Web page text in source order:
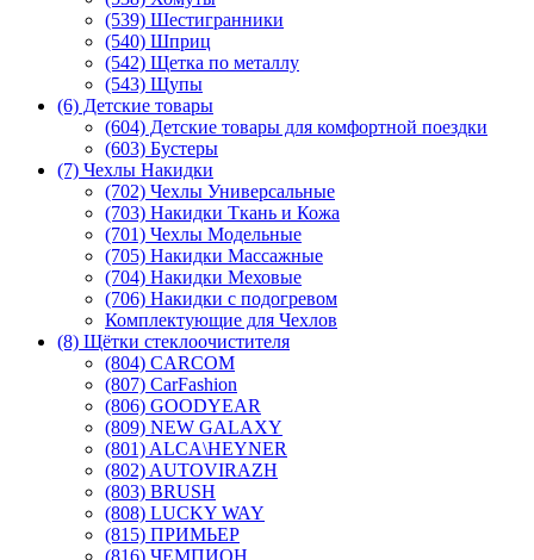
(539) Шестигранники
(540) Шприц
(542) Щетка по металлу
(543) Щупы
(6) Детские товары
(604) Детские товары для комфортной поездки
(603) Бустеры
(7) Чехлы Накидки
(702) Чехлы Универсальные
(703) Накидки Ткань и Кожа
(701) Чехлы Модельные
(705) Накидки Массажные
(704) Накидки Меховые
(706) Накидки с подогревом
Комплектующие для Чехлов
(8) Щётки стеклоочистителя
(804) CARCOM
(807) CarFashion
(806) GOODYEAR
(809) NEW GALAXY
(801) ALCA\HEYNER
(802) AUTOVIRAZH
(803) BRUSH
(808) LUCKY WAY
(815) ПРИМЬЕР
(816) ЧЕМПИОН